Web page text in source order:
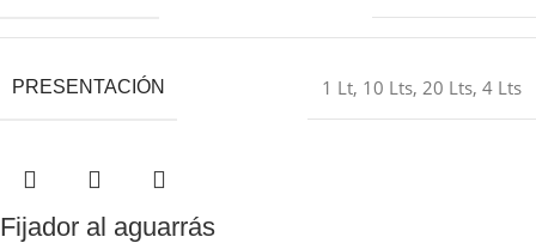
PRESENTACIÓN 1 Lt, 10 Lts, 20 Lts, 4 Lts
Fijador al aguarrás